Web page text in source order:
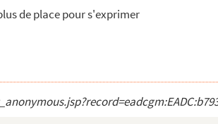
de place pour s'exprimer